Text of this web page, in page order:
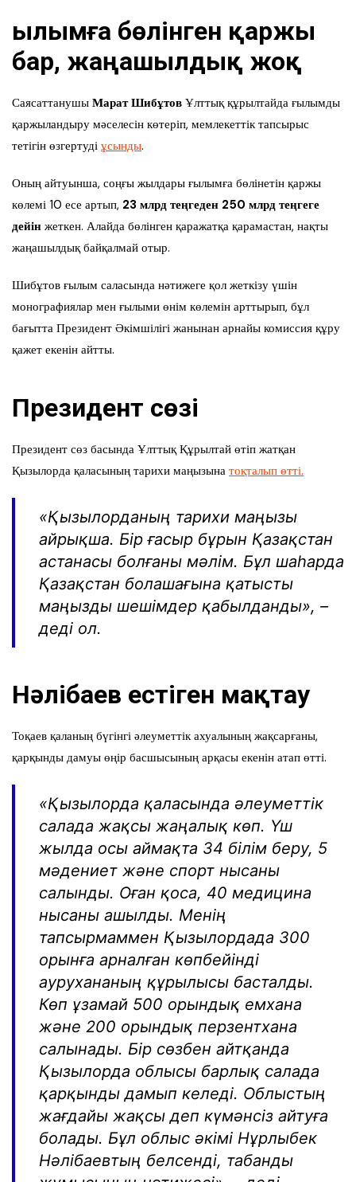
Ғылымға бөлінген қаржы
бар, жаңашылдық жоқ
Саясаттанушы Марат Шибұтов Ұлттық құрылтайда ғылымды
қаржыландыру мәселесін көтеріп, мемлекеттік тапсырыс
тетігін өзгертуді ұсынды.
Оның айтуынша, соңғы жылдары ғылымға бөлінетін қаржы
көлемі 10 есе артып, 23 млрд теңгеден 250 млрд теңгеге
дейін жеткен. Алайда бөлінген қаражатқа қарамастан, нақты
жаңашылдық байқалмай отыр.
Шибұтов ғылым саласында нәтижеге қол жеткізу үшін
монографиялар мен ғылыми өнім көлемін арттырып, бұл
бағытта Президент Әкімшілігі жанынан арнайы комиссия құру
қажет екенін айтты.
Президент сөзі
Президент сөз басында Ұлттық Құрылтай өтіп жатқан
Қызылорда қаласының тарихи маңызына тоқталып өтті.
«Қызылорданың тарихи маңызы
айрықша. Бір ғасыр бұрын Қазақстан
астанасы болғаны мәлім. Бұл шаһарда
Қазақстан болашағына қатысты
маңызды шешімдер қабылданды», –
деді ол.
Нәлібаев естіген мақтау
Тоқаев қаланың бүгінгі әлеуметтік ахуалының жақсарғаны,
қарқынды дамуы өңір басшысының арқасы екенін атап өтті.
«Қызылорда қаласында әлеуметтік
салада жақсы жаңалық көп. Үш
жылда осы аймақта 34 білім беру, 5
мәдениет және спорт нысаны
салынды. Оған қоса, 40 медицина
нысаны ашылды. Менің
тапсырмаммен Қызылордада 300
орынға арналған көпбейінді
аурухананың құрылысы басталды.
Көп ұзамай 500 орындық емхана
және 200 орындық перзентхана
салынады. Бір сөзбен айтқанда
Қызылорда облысы барлық салада
қарқынды дамып келеді. Облыстың
жағдайы жақсы деп күмәнсіз айтуға
болады. Бұл облыс әкімі Нұрлыбек
Нәлібаевтың белсенді, табанды